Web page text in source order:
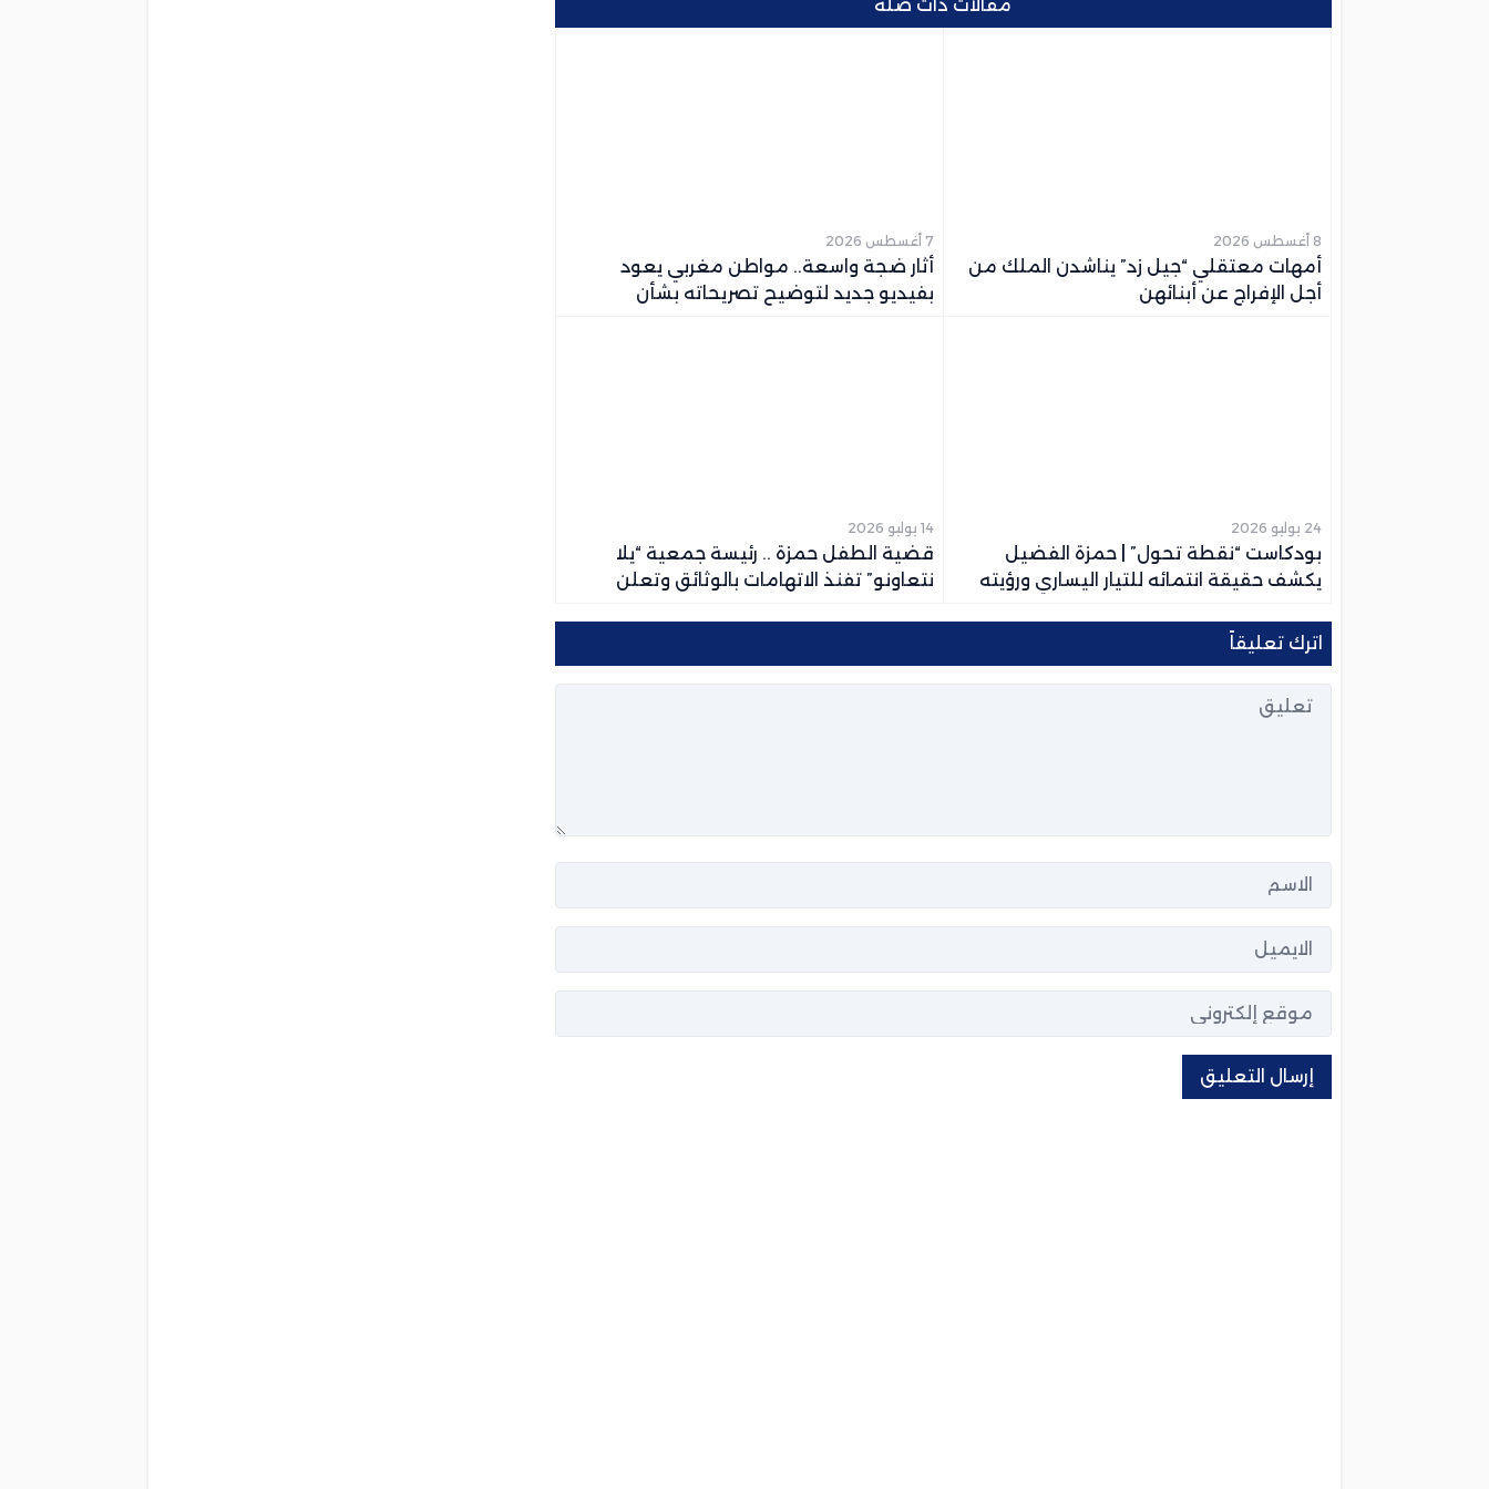
مقالات ذات صلة
8 أغسطس 2026
أمهات معتقلي “جيل زد” يناشدن الملك من
أجل الإفراج عن أبنائهن
7 أغسطس 2026
أثار ضجة واسعة.. مواطن مغربي يعود
بفيديو جديد لتوضيح تصريحاته بشأن
24 يوليو 2026
بودكاست “نقطة تحول” | حمزة الفضيل
يكشف حقيقة انتمائه للتيار اليساري ورؤيته
14 يوليو 2026
قضية الطفل حمزة .. رئيسة جمعية “يلا
نتعاونو” تفنذ الاتهامات بالوثائق وتعلن
اترك تعليقاً